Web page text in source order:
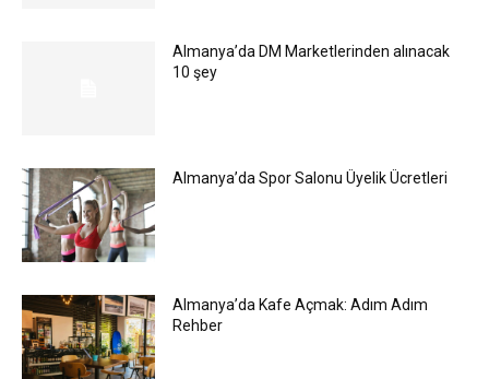
Almanya’da DM Marketlerinden alınacak
10 şey
Almanya’da Spor Salonu Üyelik Ücretleri
Almanya’da Kafe Açmak: Adım Adım
Rehber